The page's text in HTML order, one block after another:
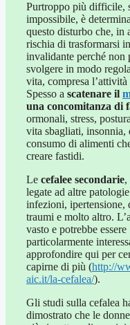
Purtroppo più difficile,
impossibile, è
questo disturbo che, in
rischia di trasformarsi
invalidante perché non
svolgere in modo
vita, compresa
Spesso a scatenare il
una concomitanza di
ormonali, stress,
vita sbagliati, insonnia,
consumo di alimenti
creare fastidi.
Le cefalee secondarie,
legate ad altre
infezioni, ipertensione,
traumi e molto altro.
vasto e potrebbe essere
particolarmente
approfondire qui per
capirne di più (http://
aic.it/la-cefalea/).
Gli studi sulla cefalea
dimostrato che le